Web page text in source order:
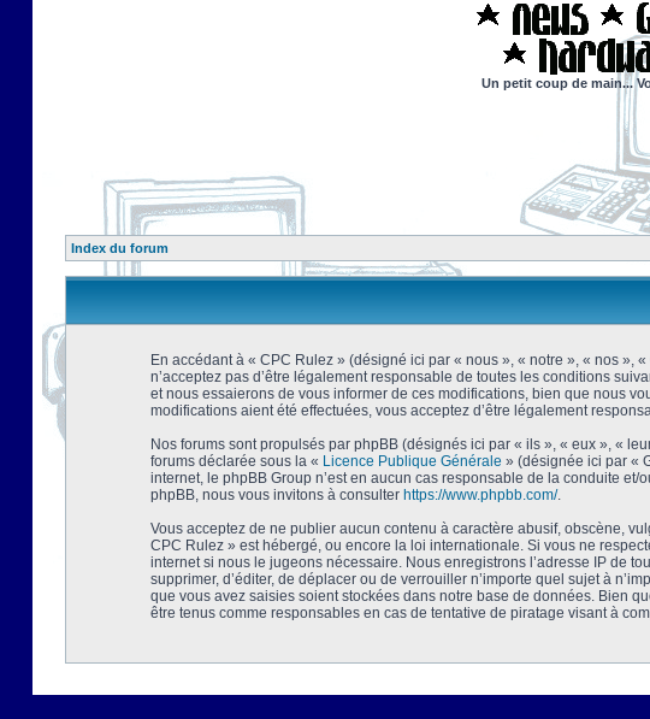
Un petit coup de main...
Index du forum
En accédant à « CPC Rulez » (désigné ici par « nous », « notre », « nos »,
n’acceptez pas d’être légalement responsable de toutes les conditions
et nous essaierons de vous informer de ces modifications, bien que nous
modifications aient été effectuées, vous acceptez d’être légalement
Nos forums sont propulsés par phpBB (désignés ici par « ils », « eux », «
forums déclarée sous la « Licence Publique Générale » (désignée ici par «
internet, le phpBB Group n’est en aucun cas responsable de la conduite
phpBB, nous vous invitons à consulter https://www.phpbb.com/.
Vous acceptez de ne publier aucun contenu à caractère abusif, obscène,
CPC Rulez » est hébergé, ou encore la loi internationale. Si vous ne
internet si nous le jugeons nécessaire. Nous enregistrons l’adresse IP de
supprimer, d’éditer, de déplacer ou de verrouiller n’importe quel sujet à
que vous avez saisies soient stockées dans notre base de données. Bien
être tenus comme responsables en cas de tentative de piratage visant à